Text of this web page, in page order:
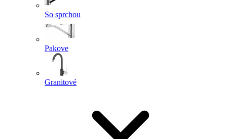
So sprchou
Pakove
Granitové